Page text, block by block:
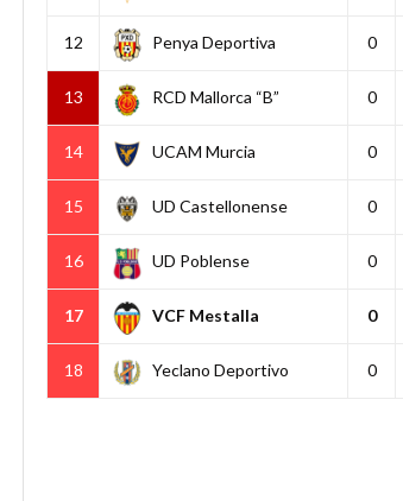
12 Penya Deportiva 0
13 RCD Mallorca “B” 0
14 UCAM Murcia 0
15 UD Castellonense 0
16 UD Poblense 0
17 VCF Mestalla 0
18 Yeclano Deportivo 0